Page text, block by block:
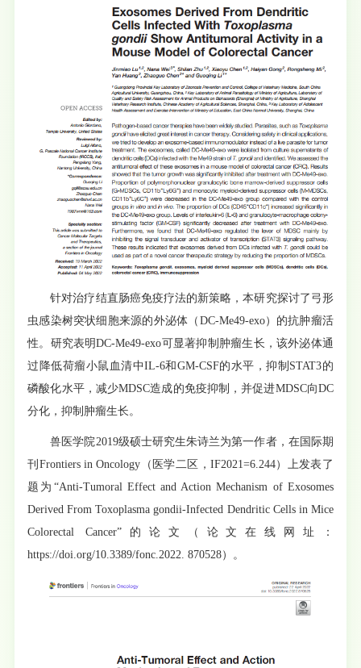
针对治疗结直肠癌免疫疗法的新策略，本研究探讨了弓形
虫感染树突状细胞来源的外泌体（DC-Me49-exo）的抗肿瘤活
性。研究表明DC-Me49-exo可显著抑制肿瘤生长，该外泌体通
过降低荷瘤小鼠血清中IL-6和GM-CSF的水平，抑制STAT3的
磷酸化水平，减少MDSC造成的免疫抑制，并促进MDSC向DC
分化，抑制肿瘤生长。
兽医学院2019级硕士研究生朱诗兰为第一作者，在国际期
刊Frontiers in Oncology（医学二区，IF2021=6.244）上发表了
题为“Anti-Tumoral Effect and Action Mechanism of Exosomes
Derived From Toxoplasma gondii-Infected Dendritic Cells in Mice
Colorectal Cancer”的论文（论文在线网址：
https://doi.org/10.3389/fonc.2022. 870528）。